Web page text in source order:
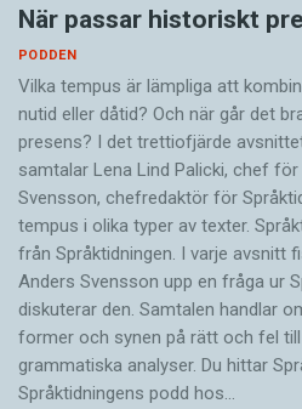
När passar historiskt
PODDEN
Vilka tempus är lämpliga att
nutid eller dåtid? Och när går det
presens? I det trettiofjärde
samtalar Lena Lind Palicki, chef
Svensson, chefredaktör för
tempus i olika typer av texter.
från Språktidningen. I varje avsnitt
Anders Svensson upp en fråga ur
diskuterar den. Samtalen handlar
former och synen på rätt och fel
grammatiska analyser. Du hittar
Språktidningens podd hos…